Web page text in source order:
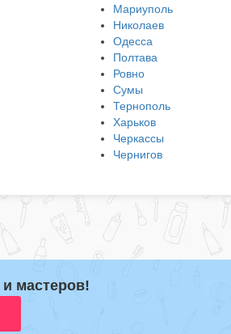
Мариуполь
Николаев
Одесса
Полтава
Ровно
Сумы
Тернополь
Харьков
Черкассы
Чернигов
мастеров!